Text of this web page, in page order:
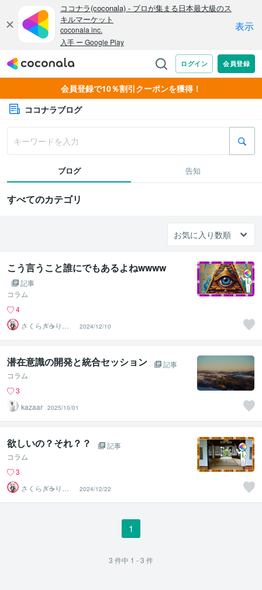
会員登録で10％割引クーポンを獲得！
ココナラブログ
ブログ 告知
すべてのカテゴリ
こう言うこと誰にでもあるよねwwww
記事
コラム
4
さくらぎ☕りょ
う⛎癒やし電話
相談サロン
2024/12/10
潜在意識の開発と統合セッション
記事
コラム
3
kazaar 2025/10/01
欲しいの？それ？？
記事
コラム
3
さくらぎ☕りょ
う⛎癒やし電話
相談サロン
2024/12/22
1
3 件中 1 - 3 件